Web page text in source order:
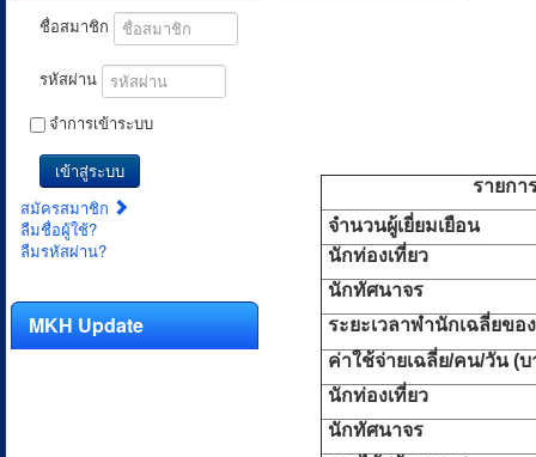
ชื่อสมาชิก
รหัสผ่าน
จำการเข้าระบบ
เข้าสู่ระบบ
สมัครสมาชิก
ลืมชื่อผู้ใช้?
ลืมรหัสผ่าน?
MKH Update
รายกา
จำนวนผู้เยี่ยมเยือน
นักท่องเที่ยว
นักทัศนาจร
ระยะเวลาพำนักเฉลี่ยขอ
ค่าใช้จ่ายเฉลี่ย/คน/วัน (บ
นักท่องเที่ยว
นักทัศนาจร